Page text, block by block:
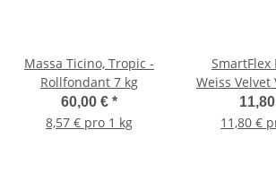
Massa Ticino, Tropic -
Rollfondant 7 kg
60,00 € *
8,57 € pro 1 kg
SmartFlex
Weiss Velvet
11,80 €